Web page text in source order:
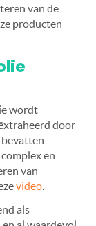
van de
producten
wordt
door
bevatten
en
van
video.
als